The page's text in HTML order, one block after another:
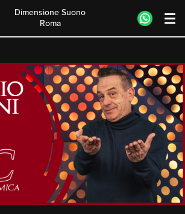
Dimensione Suono
Roma